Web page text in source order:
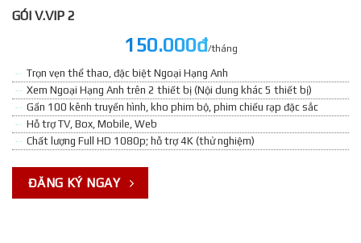
GÓI V.VIP 2
150.000đ/tháng
Trọn vẹn thể thao, đặc biệt Ngoại Hạng Anh
Xem Ngoại Hạng Anh trên 2 thiết bị (Nội dung khác 5 thiết bị)
Gần 100 kênh truyền hình, kho phim bộ, phim chiếu rạp đặc sắc
Hỗ trợ TV, Box, Mobile, Web
Chất lượng Full HD 1080p; hỗ trợ 4K (thử nghiệm)
ĐĂNG KÝ NGAY